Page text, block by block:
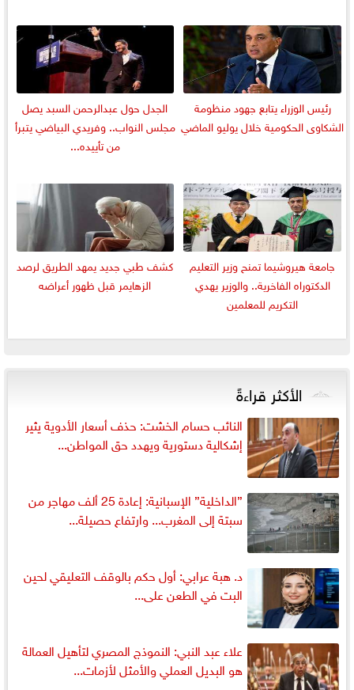
رئيس الوزراء يتابع جهود منظومة
الشكاوى الحكومية خلال يوليو الماضي
الجدل حول عبدالرحمن السبد يصل
مجلس النواب.. وفريدي البياضي يتبرأ
من تأييده...
جامعة هيروشيما تمنح وزير التعليم
الدكتوراه الفاخرية.. والوزير يهدي
التكريم للمعلمين
كشف طبي جديد يمهد الطريق لرصد
الزهايمر قبل ظهور أعراضه
الأكثر قراءةً
النائب حسام الخشت: حذف أسعار الأدوية يثير
إشكالية دستورية ويهدد حق المواطن...
”الداخلية” الإسبانية: إعادة 25 ألف مهاجر من
سبتة إلى المغرب... وارتفاع حصيلة...
د. هبة عرابي: أول حكم بالوقف التعليقي لحين
البت في الطعن على...
علاء عبد النبي: النموذج المصري لتأهيل العمالة
هو البديل العملي والأمثل لأزمات...